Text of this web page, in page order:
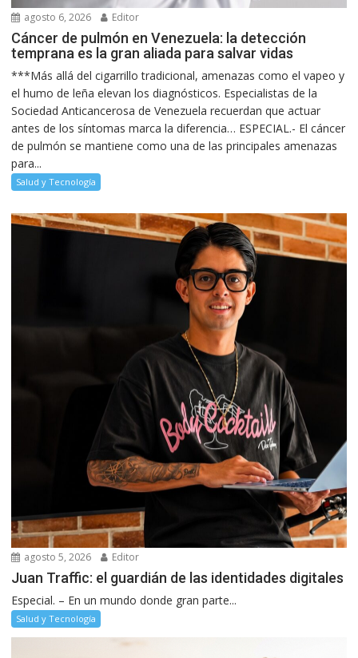
agosto 6, 2026 Editor
Cáncer de pulmón en Venezuela: la detección
temprana es la gran aliada para salvar vidas
***Más allá del cigarrillo tradicional, amenazas como el vapeo y
el humo de leña elevan los diagnósticos. Especialistas de la
Sociedad Anticancerosa de Venezuela recuerdan que actuar
antes de los síntomas marca la diferencia… ESPECIAL.- El cáncer
de pulmón se mantiene como una de las principales amenazas
para...
Salud y Tecnología
agosto 5, 2026 Editor
Juan Traffic: el guardián de las identidades digitales
Especial. – En un mundo donde gran parte...
Salud y Tecnología